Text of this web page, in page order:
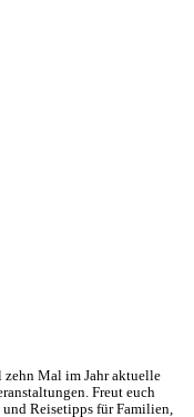
zehn Mal im Jahr aktuelle
Freut euch
Reisetipps für Familien,